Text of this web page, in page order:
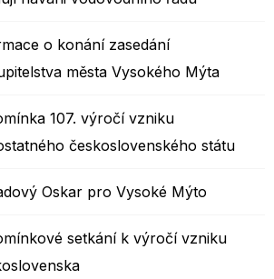
o konání zasedání
města Vysokého Mýta
107. výročí vzniku
československého státu
Oskar pro Vysoké Mýto
setkání k výročí vzniku